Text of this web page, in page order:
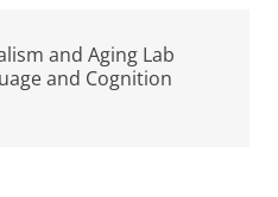
and Aging Lab
and Cognition